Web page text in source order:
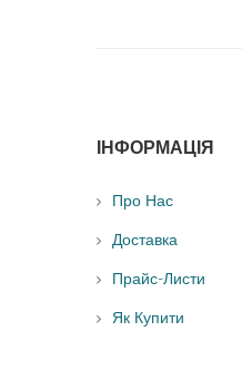
ІНФОРМАЦІЯ
Про Нас
Доставка
Прайс-Листи
Як Купити